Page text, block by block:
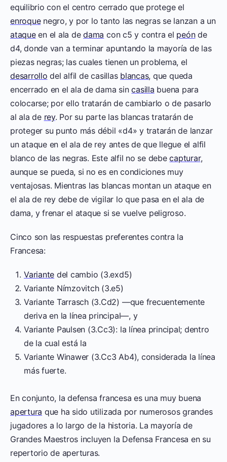
equilibrio con el centro cerrado que protege el
enroquenegro, y por lo tanto las negras se lanzan a un
ataqueen el ala dedama con c5 y contra el peónde
d4, donde van a terminar apuntando la mayoría de las
piezas negras; las cuales tienen un problema, el
desarrollo del alfil de casillas blancas, que queda
encerrado en el ala de dama sincasilla buena para
colocarse; por ello tratarán de cambiarlo o de pasarlo
al ala de rey. Por su parte las blancas tratarán de
proteger su punto más débil «d4» y tratarán de lanzar
un ataque en el ala de rey antes de que llegue el alfil
blanco de las negras. Este alfil no se debecapturar,
aunque se pueda, si no es en condiciones muy
ventajosas. Mientras las blancas montan un ataque en
el ala de rey debe de vigilar lo que pasa en el ala de
dama, y frenar el ataque si se vuelve peligroso.
Cinco son las respuestas preferentes contra la
Francesa:
Variante del cambio (3.exd5)
Variante Nímzovitch (3.e5)
Variante Tarrasch (3.Cd2) —que frecuentemente
deriva en la línea principal—, y
Variante Paulsen (3.Cc3): la línea principal; dentro
de la cual está la
Variante Winawer (3.Cc3 Ab4), considerada la línea
más fuerte.
En conjunto, la defensa francesa es una muy buena
apertura que ha sido utilizada por numerosos grandes
jugadores a lo largo de la historia. La mayoría de
Grandes Maestros incluyen la Defensa Francesa en su
repertorio de aperturas.